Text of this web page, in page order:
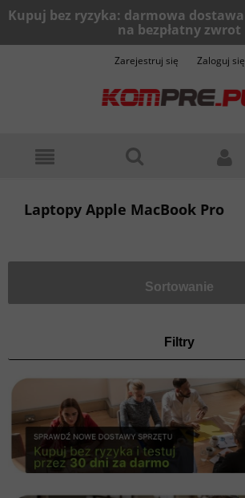
Zarejestruj się Zaloguj się
Laptopy Apple MacBook Pro
Sortowanie
Filtry